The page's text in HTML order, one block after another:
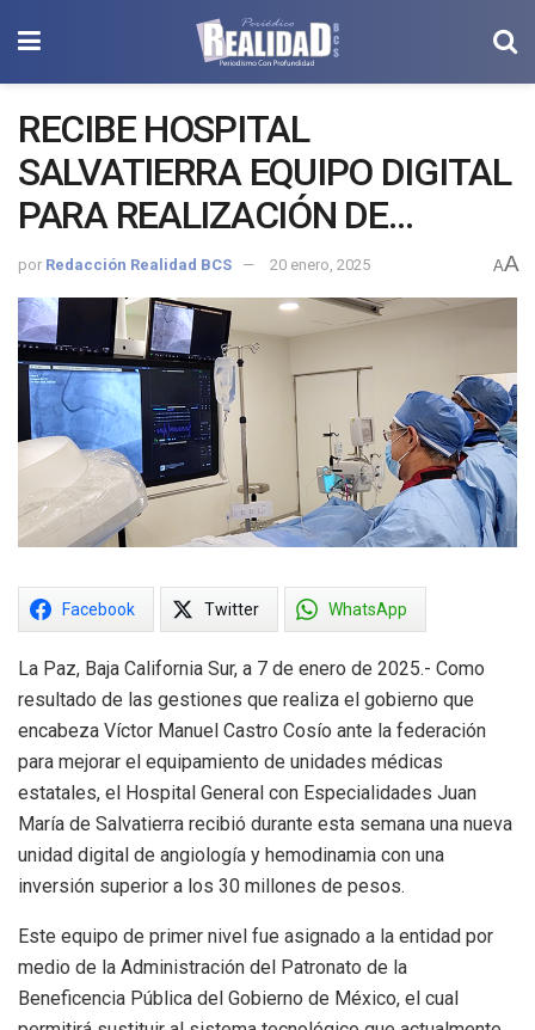
RECIBE HOSPITAL
SALVATIERRA EQUIPO DIGITAL
PARA REALIZACIÓN DE
CATETERISMOS Y CIRUGÍAS
DE CORAZÓN
por Redacción Realidad BCS 20 enero, 2025 AA
Facebook Twitter WhatsApp
La Paz, Baja California Sur, a 7 de enero de 2025.- Como
resultado de las gestiones que realiza el gobierno que
encabeza Víctor Manuel Castro Cosío ante la federación
para mejorar el equipamiento de unidades médicas
estatales, el Hospital General con Especialidades Juan
María de Salvatierra recibió durante esta semana una nueva
unidad digital de angiología y hemodinamia con una
inversión superior a los 30 millones de pesos.
Este equipo de primer nivel fue asignado a la entidad por
medio de la Administración del Patronato de la
Beneficencia Pública del Gobierno de México, el cual